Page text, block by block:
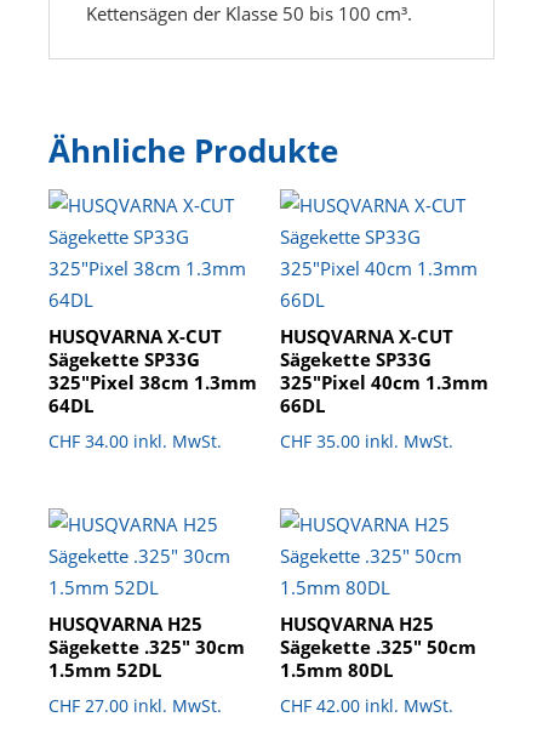
Kettensägen der Klasse 50 bis 100 cm³.
Ähnliche Produkte
HUSQVARNA X-CUT
Sägekette SP33G
325″Pixel 38cm 1.3mm
64DL
CHF 34.00 inkl. MwSt.
HUSQVARNA X-CUT
Sägekette SP33G
325″Pixel 40cm 1.3mm
66DL
CHF 35.00 inkl. MwSt.
HUSQVARNA H25
Sägekette .325″ 30cm
1.5mm 52DL
CHF 27.00 inkl. MwSt.
HUSQVARNA H25
Sägekette .325″ 50cm
1.5mm 80DL
CHF 42.00 inkl. MwSt.